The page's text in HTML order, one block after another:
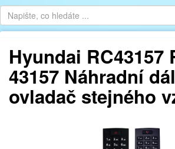
Hyundai RC43157
43157 Náhradní
ovladač stejného